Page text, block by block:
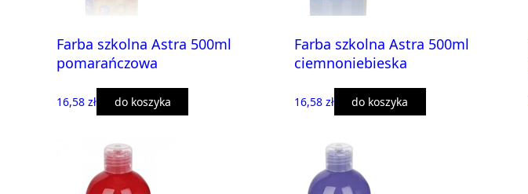
Farba szkolna Astra 500ml
pomarańczowa
16,58 zł do koszyka
Farba szkolna Astra 500ml
ciemnoniebieska
16,58 zł do koszyka